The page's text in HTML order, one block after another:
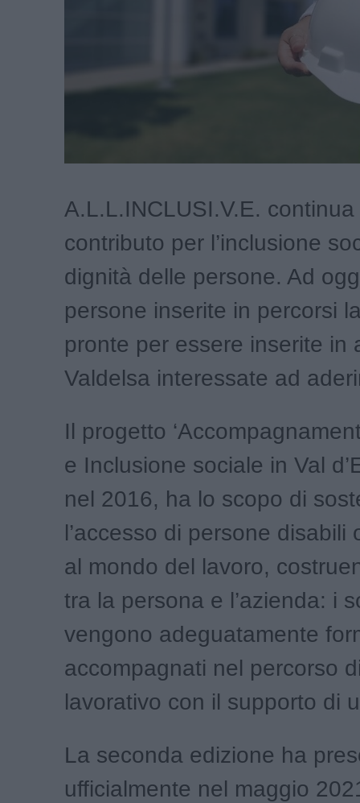
A.L.L.INCLUSI.V.E.
contributo per l’inclusione
dignità delle persone. Ad
persone inserite in percorsi
pronte per essere inserite in
Valdelsa interessate ad
Il progetto
e Inclusione sociale in Val
nel 2016, ha lo scopo di
l’accesso di persone disabili
al mondo del lavoro,
tra la persona e l’azienda: i
vengono adeguatamente
accompagnati nel percorso
lavorativo con il supporto di
La seconda edizione ha
ufficialmente nel maggio